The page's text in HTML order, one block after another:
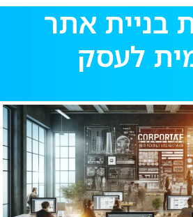
בניית אתר
לעסק